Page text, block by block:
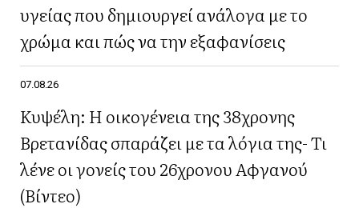
υγείας που δημιουργεί ανάλογα με το
χρώμα και πώς να την εξαφανίσεις
07.08.26
Κυψέλη: Η οικογένεια της 38χρονης
Βρετανίδας σπαράζει με τα λόγια της- Τι
λένε οι γονείς του 26χρονου Αφγανού
(Βίντεο)